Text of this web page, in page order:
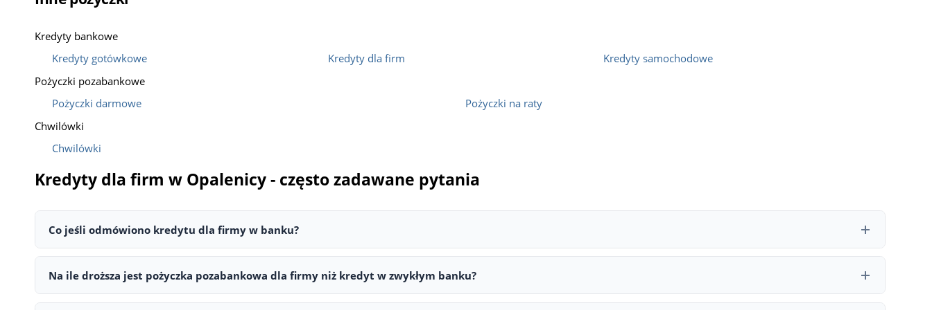
Kredyty bankowe
Kredyty gotówkowe
Kredyty dla firm
Kredyty samochodowe
Pożyczki pozabankowe
Pożyczki darmowe
Pożyczki na raty
Chwilówki
Chwilówki
Kredyty dla firm w Opalenicy - często zadawane pytania
Co jeśli odmówiono kredytu dla firmy w banku?
Jeśli bank odmówił kredytu dla firmy, nie oznacza to końca możliwości finansowania. Warto najpierw poznać powód odmowy – najczęstsze przyczyny to zbyt krótki czas prowadzenia
działalności, niska zdolność kredytowa, zaległości w ZUS, słaba historia w BIK lub brak zabezpieczeń. Bank ma obowiązek poinformować, dlaczego decyzja była negatywna – ta wiedza
Na ile droższa jest pożyczka pozabankowa dla firmy niż kredyt w zwykłym banku?
Pożyczka pozabankowa dla firmy może być znacznie droższa niż kredyt w tradycyjnym banku — różnica w kosztach często wynosi od kilku do nawet kilkudziesięciu procent w skali